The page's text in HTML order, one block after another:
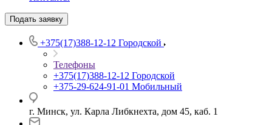
Подать заявку
+375(17)388-12-12 Городской
Телефоны
+375(17)388-12-12 Городской
+375-29-624-91-01 Мобильный
г. Минск, ул. Карла Либкнехта, дом 45, каб. 1